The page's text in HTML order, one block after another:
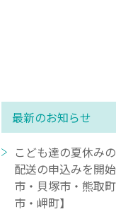
最新のお知らせ
こども達の夏休み
配送の申込みを開
市・貝塚市・熊取
市・岬町】